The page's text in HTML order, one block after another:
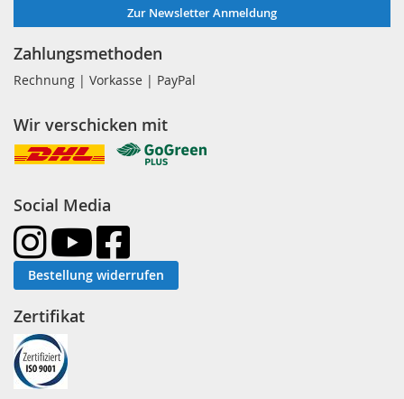
Zur Newsletter Anmeldung
Zahlungsmethoden
Rechnung | Vorkasse | PayPal
Wir verschicken mit
Social Media
Bestellung widerrufen
Zertifikat